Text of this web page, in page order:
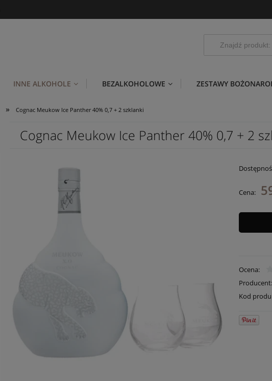
INNE ALKOHOLE BEZALKOHOLOWE ZESTAWY
» Cognac Meukow Ice Panther 40% 0,7 + 2 szklanki
Cognac Meukow Ice Panther 40% 0,7 + 2
Cena:
Ocena:
Kod